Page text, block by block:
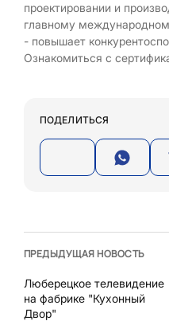
проектировании и
главному
- повышает
Ознакомиться с
ПОДЕЛИТЬСЯ
ПРЕДЫДУЩАЯ НОВОСТЬ
Люберецкое телевидение
на фабрике "Кухонный
Двор"